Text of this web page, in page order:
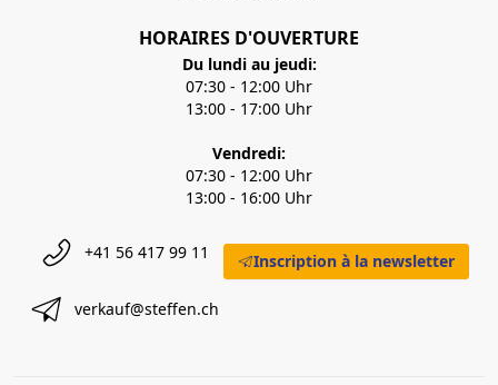
HORAIRES D'OUVERTURE
Du lundi au jeudi:
07:30 - 12:00 Uhr
13:00 - 17:00 Uhr
Vendredi:
07:30 - 12:00 Uhr
13:00 - 16:00 Uhr
+41 56 417 99 11
verkauf@steffen.ch
Inscription à la newsletter